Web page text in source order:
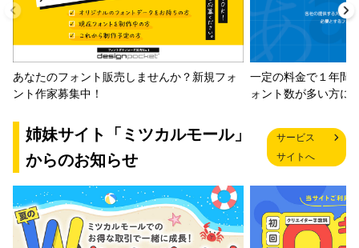
あなたのフォント販売しませんか？新規フォ
ント作家募集中！
一定の料金で１年間
ォント数が多い方に
姉妹サイト「ミツカルモール」
からのお知らせ
サービス
サイトへ